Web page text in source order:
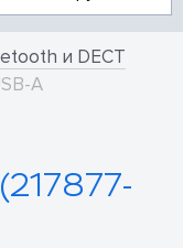
и DECT
A
(217877-